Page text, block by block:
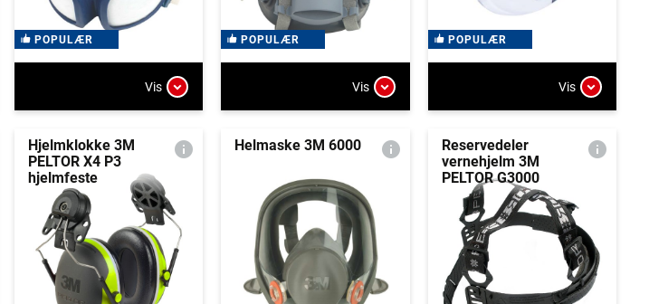
POPULÆR
Vis
POPULÆR
Vis
POPULÆR
Vis
Hjelmklokke 3M
PELTOR X4 P3
hjelmfeste
Helmaske 3M 6000
Reservedeler
vernehjelm 3M
PELTOR G3000